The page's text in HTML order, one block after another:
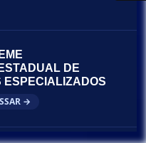
DE
ESPECIALIZADOS
→